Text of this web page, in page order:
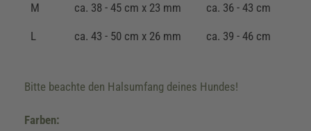
M ca. 38 - 45 cm x 23 mm ca. 36 - 43 cm
L ca. 43 - 50 cm x 26 mm ca. 39 - 46 cm
Bitte beachte den Halsumfang deines Hundes!
Farben: